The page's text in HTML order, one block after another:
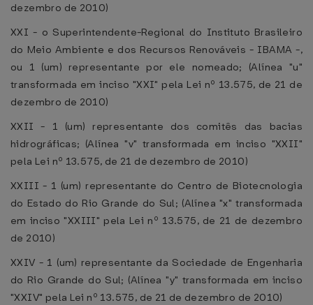
dezembro de 2010)
XXI - o Superintendente-Regional do Instituto Brasileiro
do Meio Ambiente e dos Recursos Renováveis - IBAMA -,
ou 1 (um) representante por ele nomeado; (Alínea "u"
transformada em inciso "XXI" pela Lei nº 13.575, de 21 de
dezembro de 2010)
XXII - 1 (um) representante dos comitês das bacias
hidrográficas; (Alínea "v" transformada em inciso "XXII"
pela Lei nº 13.575, de 21 de dezembro de 2010)
XXIII - 1 (um) representante do Centro de Biotecnologia
do Estado do Rio Grande do Sul; (Alínea "x" transformada
em inciso "XXIII" pela Lei nº 13.575, de 21 de dezembro
de 2010)
XXIV - 1 (um) representante da Sociedade de Engenharia
do Rio Grande do Sul; (Alínea "y" transformada em inciso
"XXIV" pela Lei nº 13.575, de 21 de dezembro de 2010)